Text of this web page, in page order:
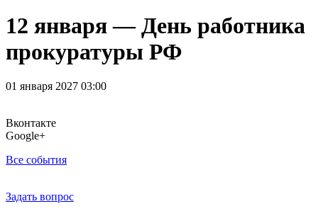
12 января — День работника
прокуратуры РФ
01 января 2027 03:00
Вконтакте
Google+
Все события
Задать вопрос